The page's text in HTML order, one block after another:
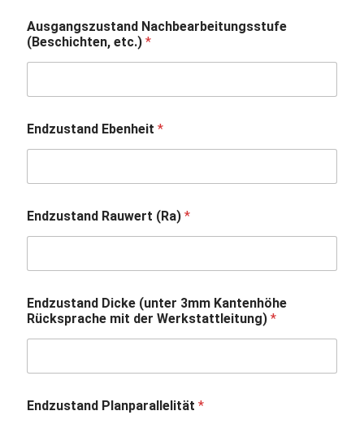
Ausgangszustand Nachbearbeitungsstufe
(Beschichten, etc.) *
Endzustand Ebenheit *
Endzustand Rauwert (Ra) *
Endzustand Dicke (unter 3mm Kantenhöhe
Rücksprache mit der Werkstattleitung) *
Endzustand Planparallelität *